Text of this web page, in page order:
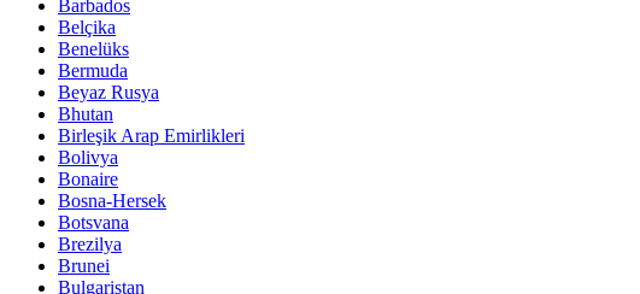
Barbados
Belçika
Benelüks
Bermuda
Beyaz Rusya
Bhutan
Birleşik Arap Emirlikleri
Bolivya
Bonaire
Bosna-Hersek
Botsvana
Brezilya
Brunei
Bulgaristan